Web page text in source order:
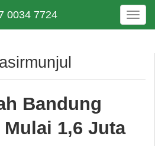
0034 7724
T
o
e
Bandung
Mulai 1,6 Juta